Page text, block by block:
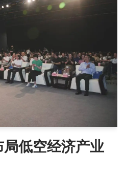
低空经济产业